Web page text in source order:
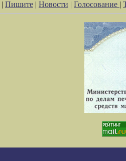
| Пишите | Новости | Голосование |